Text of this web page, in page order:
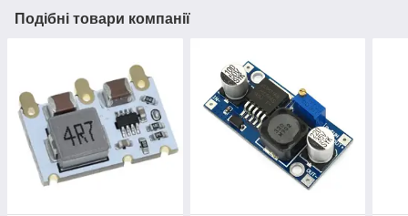
Подібні товари компанії